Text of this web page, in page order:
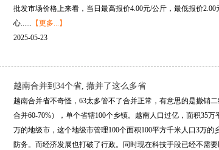
批发市场价格上来看，当日最高报价4.00元/公斤，最低报价
心...... 【更多...】
2025-05-23
越南合并到34个省, 撤并了这么多省
越南合并省不奇怪，63太多管不了合并正常，有意思的是撤销
合并60-70%），单个省辖100个乡镇。越南人口过亿，面积35
万的地级市，这个地级市管理100个面积100平方千米人口3万
防务。而经济发展也打破了行政。同时现在科技手段已经不需